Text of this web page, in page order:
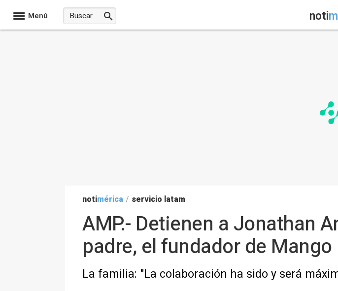
Menú noti
notimérica / servicio latam
AMP.- Detienen a Jonathan
padre, el fundador de
La familia: "La colaboración ha sido y será